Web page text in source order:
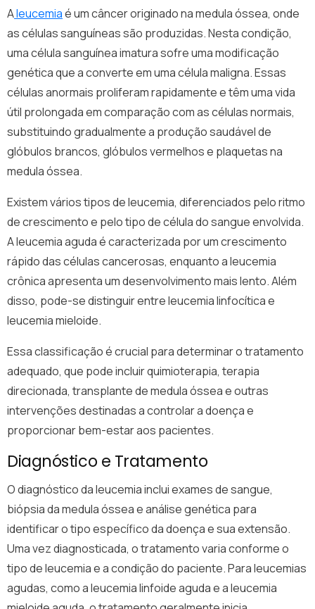
Aleucemiaé um câncer originado na medula óssea, onde
as células sanguíneas são produzidas. Nesta condição,
uma célula sanguínea imatura sofre uma modificação
genética que a converte em uma célula maligna. Essas
células anormais proliferam rapidamente e têm uma vida
útil prolongada em comparação com as células normais,
substituindo gradualmente a produção saudável de
glóbulos brancos, glóbulos vermelhos e plaquetas na
medula óssea.
Existem vários tipos de leucemia, diferenciados pelo ritmo
de crescimento e pelo tipo de célula do sangue envolvida.
A leucemia aguda é caracterizada por um crescimento
rápido das células cancerosas, enquanto a leucemia
crônica apresenta um desenvolvimento mais lento. Além
disso, pode-se distinguir entre leucemia linfocítica e
leucemia mieloide.
Essa classificação é crucial para determinar o tratamento
adequado, que pode incluir quimioterapia, terapia
direcionada, transplante de medula óssea e outras
intervenções destinadas a controlar a doença e
proporcionar bem-estar aos pacientes.
Diagnóstico e Tratamento
O diagnóstico da leucemia inclui exames de sangue,
biópsia da medula óssea e análise genética para
identificar o tipo específico da doença e sua extensão.
Uma vez diagnosticada, o tratamento varia conforme o
tipo de leucemia e a condição do paciente. Para leucemias
agudas, como a leucemia linfoide aguda e a leucemia